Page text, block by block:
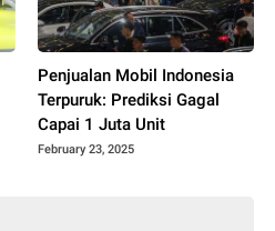
Penjualan Mobil Indonesia
Terpuruk: Prediksi Gagal
Capai 1 Juta Unit
February 23, 2025